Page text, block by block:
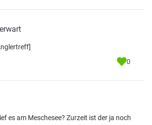
0
es am Meschesee? Zurzeit ist der ja noch